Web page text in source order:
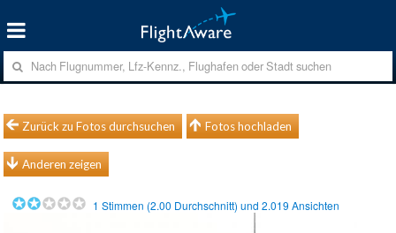
Zurück zu Fotos durchsuchen Fotos hochladen
Anderen zeigen
1 Stimmen (2.00 Durchschnitt) und2.019 Ansichten